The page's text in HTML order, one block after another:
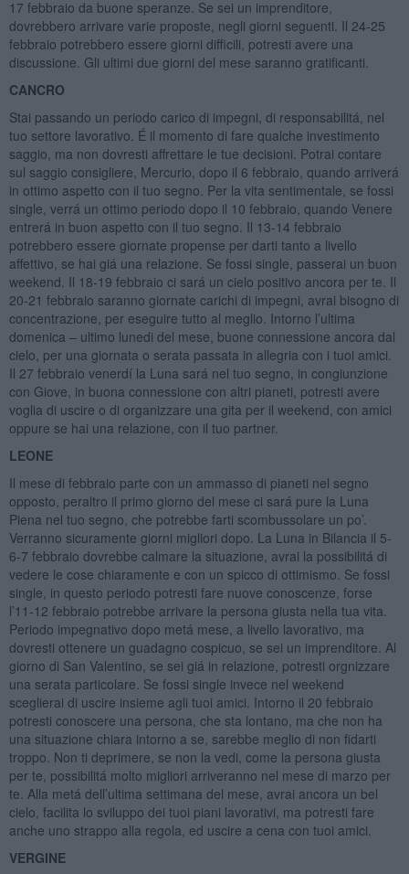
17 febbraio da buone speranze. Se sei un imprenditore,
dovrebbero arrivare varie proposte, negli giorni seguenti. Il 24-25
febbraio potrebbero essere giorni difficili, potresti avere una
discussione. Gli ultimi due giorni del mese saranno gratificanti.
CANCRO
Stai passando un periodo carico di impegni, di responsabilitá, nel
tuo settore lavorativo. É il momento di fare qualche investimento
saggio, ma non dovresti affrettare le tue decisioni. Potrai contare
sul saggio consigliere, Mercurio, dopo il 6 febbraio, quando arriverá
in ottimo aspetto con il tuo segno. Per la vita sentimentale, se fossi
single, verrá un ottimo periodo dopo il 10 febbraio, quando Venere
entrerá in buon aspetto con il tuo segno. Il 13-14 febbraio
potrebbero essere giornate propense per darti tanto a livello
affettivo, se hai giá una relazione. Se fossi single, passerai un buon
weekend. Il 18-19 febbraio ci sará un cielo positivo ancora per te. Il
20-21 febbraio saranno giornate carichi di impegni, avrai bisogno di
concentrazione, per eseguire tutto al meglio. Intorno l’ultima
domenica – ultimo lunedi del mese, buone connessione ancora dal
cielo, per una giornata o serata passata in allegria con i tuoi amici.
Il 27 febbraio venerdí la Luna sará nel tuo segno, in congiunzione
con Giove, in buona connessione con altri pianeti, potresti avere
voglia di uscire o di organizzare una gita per il weekend, con amici
oppure se hai una relazione, con il tuo partner.
LEONE
Il mese di febbraio parte con un ammasso di pianeti nel segno
opposto, peraltro il primo giorno del mese ci sará pure la Luna
Piena nel tuo segno, che potrebbe farti scombussolare un po’.
Verranno sicuramente giorni migliori dopo. La Luna in Bilancia il 5-
6-7 febbraio dovrebbe calmare la situazione, avrai la possibilitá di
vedere le cose chiaramente e con un spicco di ottimismo. Se fossi
single, in questo periodo potresti fare nuove conoscenze, forse
l’11-12 febbraio potrebbe arrivare la persona giusta nella tua vita.
Periodo impegnativo dopo metá mese, a livello lavorativo, ma
dovresti ottenere un guadagno cospicuo, se sei un imprenditore. Al
giorno di San Valentino, se sei giá in relazione, potresti orgnizzare
una serata particolare. Se fossi single invece nel weekend
sceglierai di uscire insieme agli tuoi amici. Intorno il 20 febbraio
potresti conoscere una persona, che sta lontano, ma che non ha
una situazione chiara intorno a se, sarebbe meglio di non fidarti
troppo. Non ti deprimere, se non la vedi, come la persona giusta
per te, possibilitá molto migliori arriveranno nel mese di marzo per
te. Alla metá dell’ultima settimana del mese, avrai ancora un bel
cielo, facilita lo sviluppo dei tuoi piani lavorativi, ma potresti fare
anche uno strappo alla regola, ed uscire a cena con tuoi amici.
VERGINE